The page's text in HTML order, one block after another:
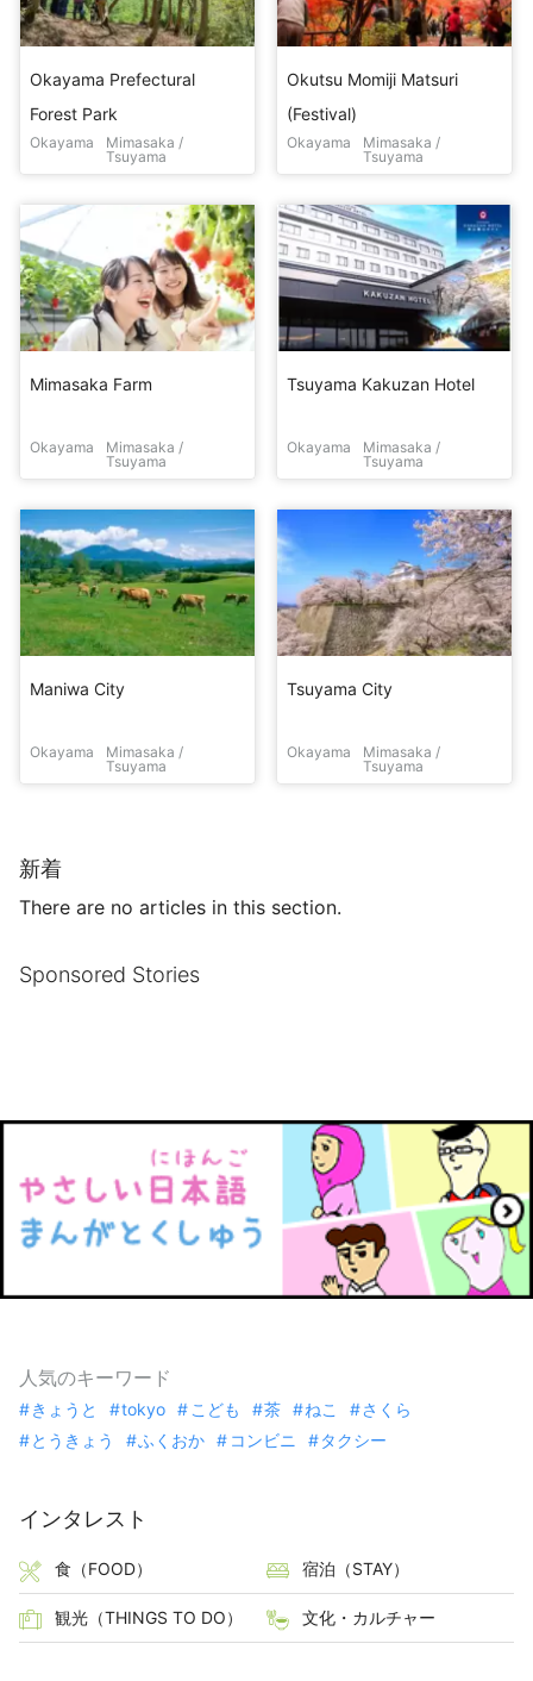
Okayama Prefectural
Forest Park
Okayama
Mimasaka /
Tsuyama
Okutsu Momiji Matsuri
(Festival)
Okayama
Mimasaka /
Tsuyama
Mimasaka Farm
Okayama
Mimasaka /
Tsuyama
Tsuyama Kakuzan Hotel
Okayama
Mimasaka /
Tsuyama
Maniwa City
Okayama
Mimasaka /
Tsuyama
Tsuyama City
Okayama
Mimasaka /
Tsuyama
新着
There are no articles in this section.
Sponsored Stories
人気のキーワード
きょうと tokyo こども 茶 ねこ
さくら
とうきょう
ふくおか コンビニ タクシー
インタレスト
食（FOOD） 宿泊（STAY）
観光（THINGS TO DO） 文化・カルチャー